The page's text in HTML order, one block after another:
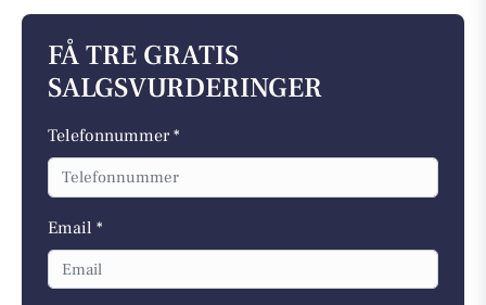
FÅ TRE GRATIS
SALGSVURDERINGER
Telefonnummer *
Email *